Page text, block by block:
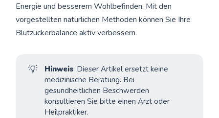
Energie und besserem Wohlbefinden. Mit den
vorgestellten natürlichen Methoden können Sie Ihre
Blutzuckerbalance aktiv verbessern.
💡 Hinweis: Dieser Artikel ersetzt keine
medizinische Beratung. Bei
gesundheitlichen Beschwerden
konsultieren Sie bitte einen Arzt oder
Heilpraktiker.